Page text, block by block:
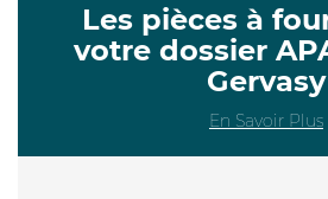
Les pièces à
votre dossier
Gervasy
En Savoir Plus